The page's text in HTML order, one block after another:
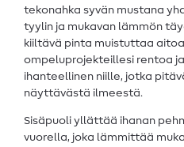
tekonahka syvän mustana
tyylin ja mukavan lämmön
kiiltävä pinta muistuttaa
ompeluprojekteillesi rentoa
ihanteellinen niille, jotka
näyttävästä ilmeestä.
Sisäpuoli yllättää ihanan
vuorella, joka lämmittää